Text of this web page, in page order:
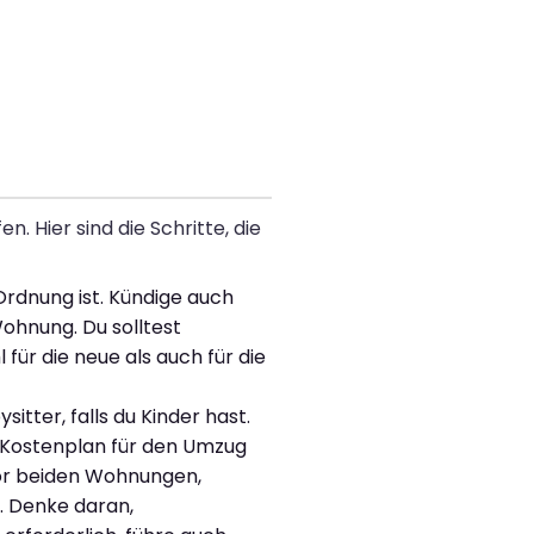
Hier sind die Schritte, die
ist. Kündige auch
Du solltest
die neue als auch für die
falls du Kinder hast.
für den Umzug
beiden Wohnungen,
Denke daran,